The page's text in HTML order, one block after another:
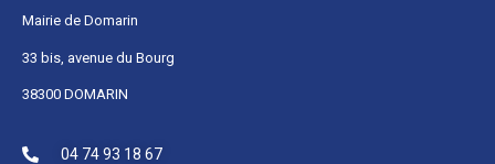
Mairie de Domarin
33 bis, avenue du Bourg
38300 DOMARIN
04 74 93 18 67